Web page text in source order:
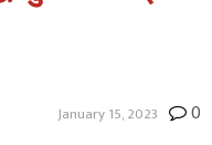
January 15, 2023 0